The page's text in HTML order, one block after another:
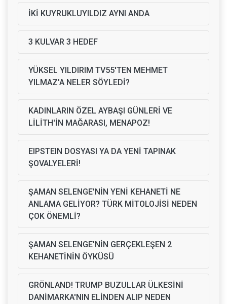
İKİ KUYRUKLUYILDIZ AYNI ANDA
3 KULVAR 3 HEDEF
YÜKSEL YILDIRIM TV55'TEN MEHMET
YILMAZ'A NELER SÖYLEDİ?
KADINLARIN ÖZEL AYBAŞI GÜNLERİ VE
LİLİTH'İN MAĞARASI, MENAPOZ!
EIPSTEIN DOSYASI YA DA YENİ TAPINAK
ŞOVALYELERİ!
ŞAMAN SELENGE'NİN YENİ KEHANETİ NE
ANLAMA GELİYOR? TÜRK MİTOLOJİSİ NEDEN
ÇOK ÖNEMLİ?
ŞAMAN SELENGE'NİN GERÇEKLEŞEN 2
KEHANETİNİN ÖYKÜSÜ
GRÖNLAND! TRUMP BUZULLAR ÜLKESİNİ
DANİMARKA'NIN ELİNDEN ALIP NEDEN